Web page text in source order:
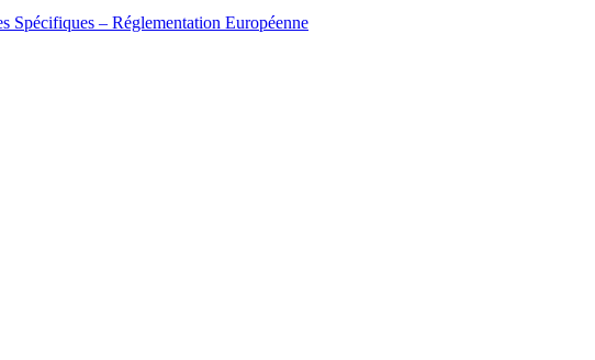
Spécifiques – Réglementation Européenne